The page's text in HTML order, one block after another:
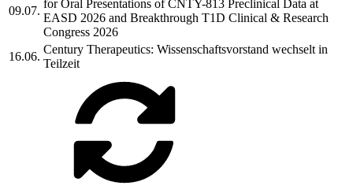
09.07.
for Oral Presentations of CNTY-813 Preclinical Data at
EASD 2026 and Breakthrough T1D Clinical & Research
Congress 2026
16.06.
Century Therapeutics: Wissenschaftsvorstand wechselt in
Teilzeit